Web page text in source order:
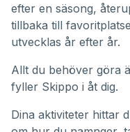
efter en säsong,
tillbaka till
utvecklas år efter år.
Allt du behöver göra
fyller Skippo i åt dig.
Dina aktiviteter hittar